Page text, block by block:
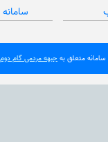
متعلق به جبهه مردمی گام